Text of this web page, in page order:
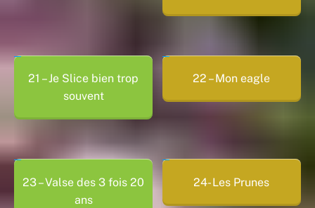
21 – Je Slice bien trop
souvent
22 – Mon eagle
23 – Valse des 3 fois 20
ans
24- Les Prunes